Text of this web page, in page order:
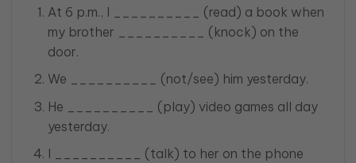
At 6 p.m., I __________ (read) a book when
my brother __________ (knock) on the
door.
We __________ (not/see) him yesterday.
He __________ (play) video games all day
yesterday.
I __________ (talk) to her on the phone